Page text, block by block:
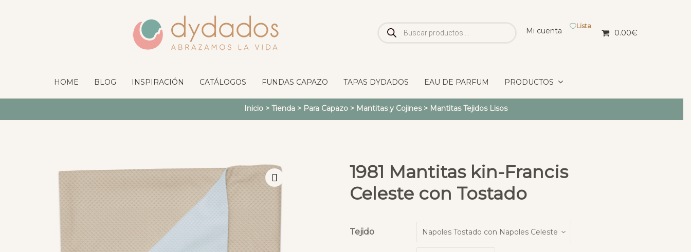
de
productos
Mi cuenta
Lista
0.00€
HOME BLOG INSPIRACIÓN CATÁLOGOS FUNDAS CAPAZO TAPAS DYDADOS EAU DE PARFUM PRODUCTOS
Inicio> Tienda> Para Capazo> Mantitas y Cojines> Mantitas Tejidos Lisos
1981 Mantitas kin-Francis
Celeste con Tostado
Tejido